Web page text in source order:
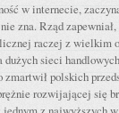
w internecie,
zna. Rząd
raczej z wielkim
sieci
polskich
rozwijającej się